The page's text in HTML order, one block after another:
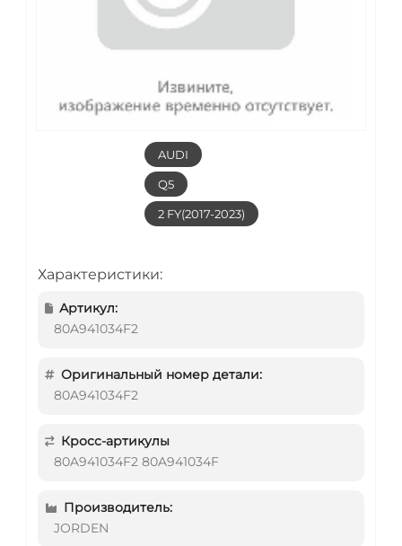
AUDI
Q5
2 FY(2017-2023)
Характеристики:
Артикул:
80A941034F2
Оригинальный номер детали:
80A941034F2
Кросс-артикулы
80A941034F2 80A941034F
Производитель:
JORDEN